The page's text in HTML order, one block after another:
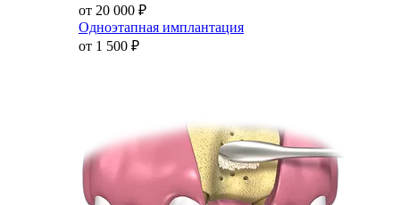
от 20 000 ₽
Одноэтапная имплантация
от 1 500 ₽